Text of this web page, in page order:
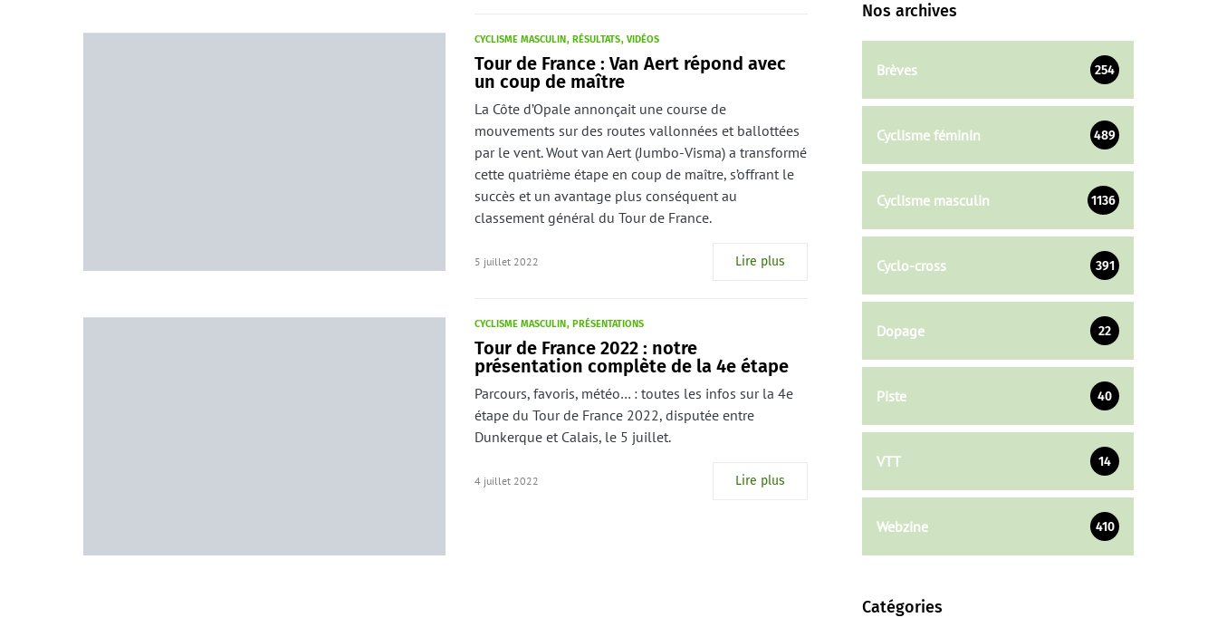
CYCLISME MASCULIN RÉSULTATS VIDÉOS
Tour de France : Van Aert répond avec
un coup de maître
La Côte d’Opale annonçait une course de
mouvements sur des routes vallonnées et ballottées
par le vent. Wout van Aert (Jumbo-Visma) a transformé
cette quatrième étape en coup de maître, s’offrant le
succès et un avantage plus conséquent au
classement général du Tour de France.
5 juillet 2022 Lire plus
CYCLISME MASCULIN PRÉSENTATIONS
Tour de France 2022 : notre
présentation complète de la 4e étape
Parcours, favoris, météo… : toutes les infos sur la 4e
étape du Tour de France 2022, disputée entre
Dunkerque et Calais, le 5 juillet.
4 juillet 2022 Lire plus
Nos archives
Brèves 254
Cyclisme féminin 489
Cyclisme masculin 1136
Cyclo-cross 391
Dopage 22
Piste 40
VTT 14
Webzine 410
Catégories